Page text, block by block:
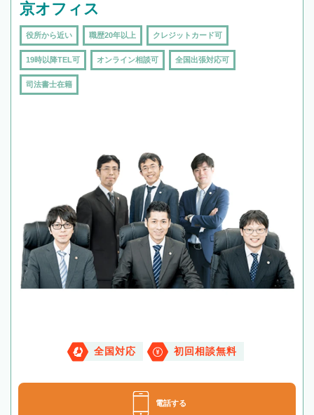
京オフィス
役所から近い 職歴20年以上 クレジットカード可
19時以降TEL可 オンライン相談可 全国出張対応可
司法書士在籍
全国対応 初回相談無料
電話する